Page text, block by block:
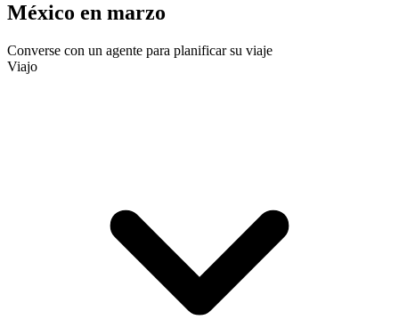
México en marzo
Converse con un agente para planificar su viaje
Viajo